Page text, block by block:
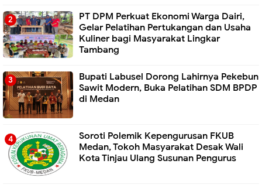
PT DPM Perkuat Ekonomi Warga Dairi,
Gelar Pelatihan Pertukangan dan Usaha
Kuliner bagi Masyarakat Lingkar
Tambang
Bupati Labusel Dorong Lahirnya Pekebun
Sawit Modern, Buka Pelatihan SDM BPDP
di Medan
Soroti Polemik Kepengurusan FKUB
Medan, Tokoh Masyarakat Desak Wali
Kota Tinjau Ulang Susunan Pengurus